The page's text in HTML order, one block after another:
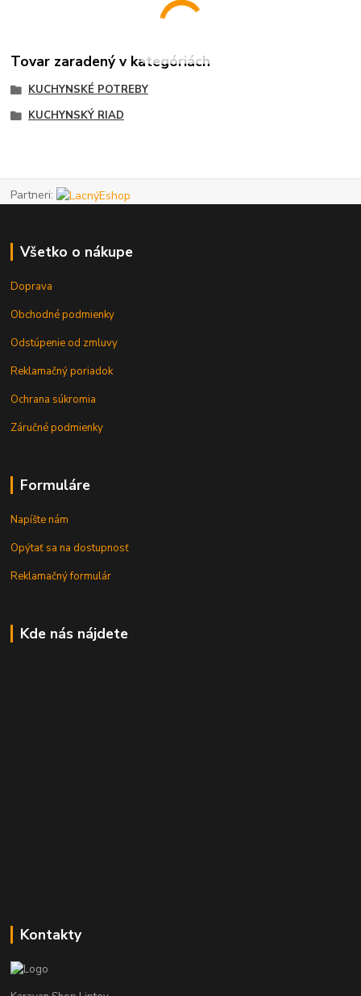
Tovar zaradený v kategóriách
KUCHYNSKÉ POTREBY
KUCHYNSKÝ RIAD
Partneri:
Všetko o nákupe
Doprava
Obchodné podmienky
Odstúpenie od zmluvy
Reklamačný poriadok
Ochrana súkromia
Záručné podmienky
Formuláre
Napíšte nám
Opýtať sa na dostupnosť
Reklamačný formulár
Kde nás nájdete
Kontakty